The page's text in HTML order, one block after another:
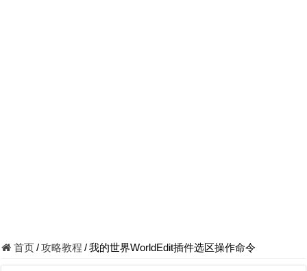
首页/攻略教程 /我的世界WorldEdit插件选区操作命令